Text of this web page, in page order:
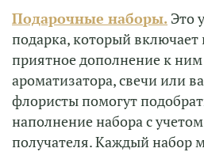
Подарочные наборы. Это
подарка, который включает
приятное дополнение к
ароматизатора, свечи или
флористы помогут
наполнение набора с
получателя. Каждый набор